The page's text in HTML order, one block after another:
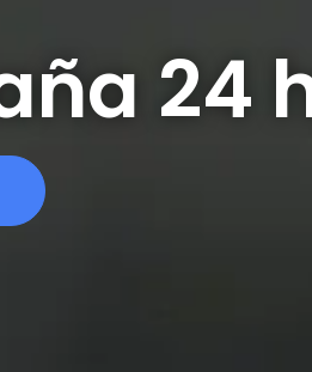
24